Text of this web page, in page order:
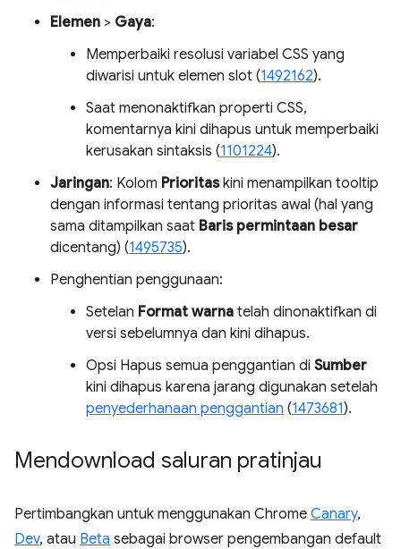
Elemen > Gaya:
Memperbaiki resolusi variabel CSS yang
diwarisi untuk elemen slot (1492162).
Saat menonaktifkan properti CSS,
komentarnya kini dihapus untuk memperbaiki
kerusakan sintaksis (1101224).
Jaringan: Kolom Prioritaskini menampilkan tooltip
dengan informasi tentang prioritas awal (hal yang
sama ditampilkan saat Baris permintaan besar
dicentang) (1495735).
Penghentian penggunaan:
Setelan Format warna telah dinonaktifkan di
versi sebelumnya dan kini dihapus.
Opsi Hapus semua penggantian di Sumber
kini dihapus karena jarang digunakan setelah
penyederhanaan penggantian (1473681).
Mendownload saluran pratinjau
Pertimbangkan untuk menggunakan Chrome Canary,
Dev, atau Beta sebagai browser pengembangan default